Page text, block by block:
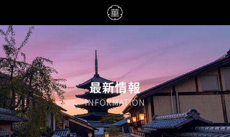
最新情報
INFORMATION